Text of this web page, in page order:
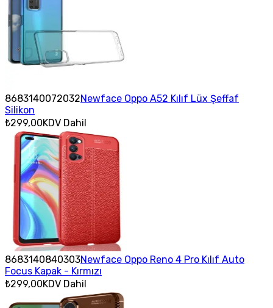
8683140072032Newface Oppo A52 Kılıf Lüx Şeffaf
Silikon
₺299,00KDV Dahil
8683140840303Newface Oppo Reno 4 Pro Kılıf Auto
Focus Kapak - Kırmızı
₺299,00KDV Dahil